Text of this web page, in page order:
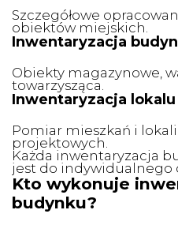
Szczegółowe
obiektów miejskich.
Inwentaryzacja
Obiekty magazynowe,
towarzysząca.
Inwentaryzacja lokalu
Pomiar mieszkań i
projektowych.
Każda inwentaryzacja
jest do indywidualnego
Kto wykonuje
budynku?